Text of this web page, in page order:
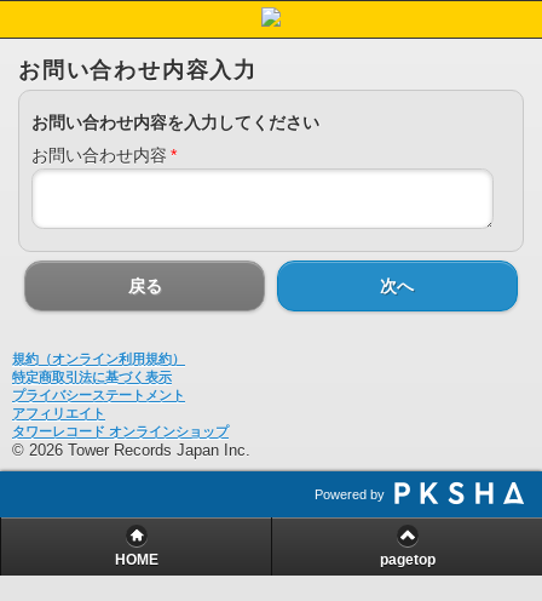
お問い合わせ内容入力
お問い合わせ内容を入力してください
お問い合わせ内容 *
戻る 次へ
規約（オンライン利用規約）
特定商取引法に基づく表示
プライバシーステートメント
アフィリエイト
タワーレコード オンラインショップ
© 2026 Tower Records Japan Inc.
Powered by
HOME pagetop